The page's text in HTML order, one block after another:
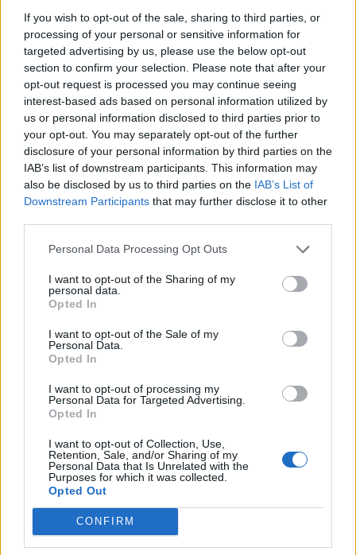
If you wish to opt-out of the sale, sharing to third parties, or
processing of your personal or sensitive information for
targeted advertising by us, please use the below opt-out
section to confirm your selection. Please note that after your
opt-out request is processed you may continue seeing
interest-based ads based on personal information utilized by
us or personal information disclosed to third parties prior to
your opt-out. You may separately opt-out of the further
disclosure of your personal information by third parties on the
IAB’s list of downstream participants. This information may
also be disclosed by us to third parties on the IAB’s List of
Downstream Participants that may further disclose it to other
Personal Data Processing Opt Outs
I want to opt-out of the Sharing of my
personal data.
Opted In
I want to opt-out of the Sale of my
Personal Data.
Opted In
I want to opt-out of processing my
Personal Data for Targeted Advertising.
Opted In
I want to opt-out of Collection, Use,
Retention, Sale, and/or Sharing of my
Personal Data that Is Unrelated with the
Purposes for which it was collected.
Opted Out
CONFIRM
i culmina un projecte estratègic que
vincula patrimoni, turisme i
gastronomia
6 d'agost de 2026
Els vestits de paper guanyen força
enguany amb més modistes i gairebé
40 peces a concurs
31 de juliol de 2026
“L’eclipsi serà una oportunitat també
per a gaudir de les Festes Majors
d’Amposta”
Carrega més